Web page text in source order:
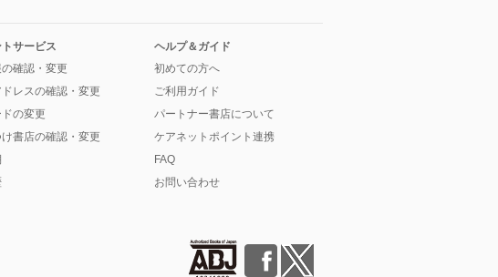
サービス
確認・変更
ドレスの確認・変更
の変更
書店の確認・変更
ヘルプ＆ガイド
初めての方へ
ご利用ガイド
パートナー書店について
ケアネットポイント連携
FAQ
お問い合わせ